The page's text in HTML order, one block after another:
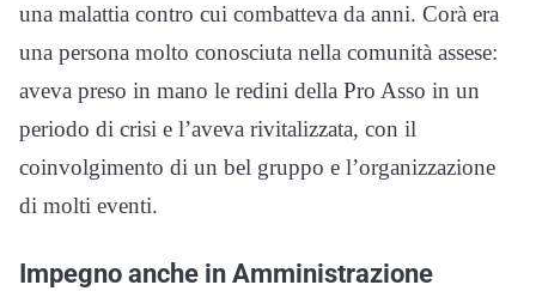
una malattia contro cui combatteva da anni. Corà era
una persona molto conosciuta nella comunità assese:
aveva preso in mano le redini della Pro Asso in un
periodo di crisi e l’aveva rivitalizzata, con il
coinvolgimento di un bel gruppo e l’organizzazione
di molti eventi.
Impegno anche in Amministrazione